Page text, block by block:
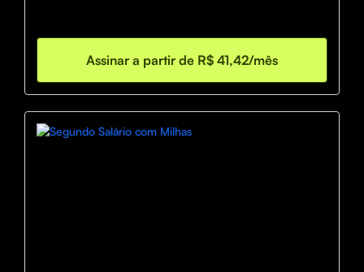
Assinar a partir de R$ 41,42/mês